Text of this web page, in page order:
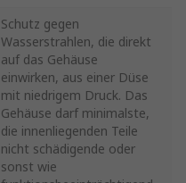
Schutz gegen
Wasserstrahlen, die direkt
auf das Gehäuse
einwirken, aus einer Düse
mit niedrigem Druck. Das
Gehäuse darf minimalste,
die innenliegenden Teile
nicht schädigende oder
sonst wie